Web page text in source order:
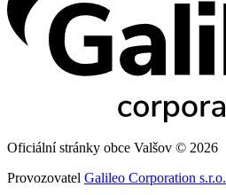
Oficiální stránky obce Valšov © 2026
Provozovatel Galileo Corporation s.r.o.